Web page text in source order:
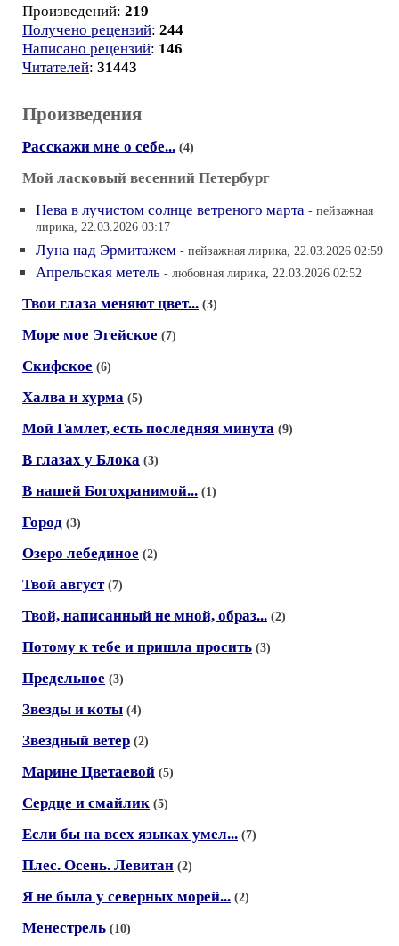
Произведений: 219
Получено рецензий: 244
Написано рецензий: 146
Читателей: 31443
Произведения
Расскажи мне о себе... (4)
Мой ласковый весенний Петербург
Нева в лучистом солнце ветреного марта - пейзажная
лирика, 22.03.2026 03:17
Луна над Эрмитажем - пейзажная лирика, 22.03.2026 02:59
Апрельская метель - любовная лирика, 22.03.2026 02:52
Твои глаза меняют цвет... (3)
Море мое Эгейское (7)
Скифское (6)
Халва и хурма (5)
Мой Гамлет, есть последняя минута (9)
В глазах у Блока (3)
В нашей Богохранимой... (1)
Город (3)
Озеро лебединое (2)
Твой август (7)
Твой, написанный не мной, образ... (2)
Потому к тебе и пришла просить (3)
Предельное (3)
Звезды и коты (4)
Звездный ветер (2)
Марине Цветаевой (5)
Сердце и смайлик (5)
Если бы на всех языках умел... (7)
Плес. Осень. Левитан (2)
Я не была у северных морей... (2)
Менестрель (10)